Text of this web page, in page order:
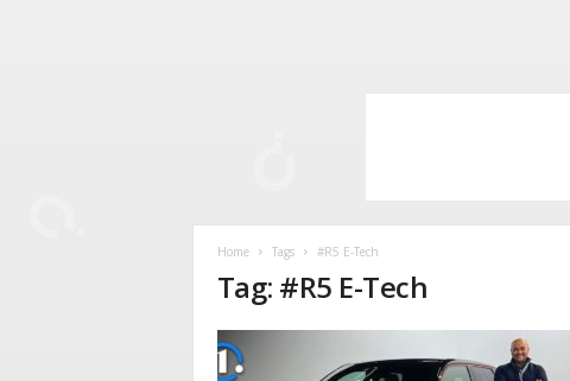
Home Tags #R5 E-Tech
Tag: #R5 E-Tech